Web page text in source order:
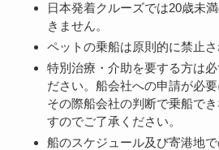
日本発着クルーズでは20歳未
きません。
ペットの乗船は原則的に禁止さ
特別治療・介助を要する方は
ださい。船会社への申請が必要
その際船会社の判断で乗船で
すのでご了承ください。
船のスケジュール及び寄港地